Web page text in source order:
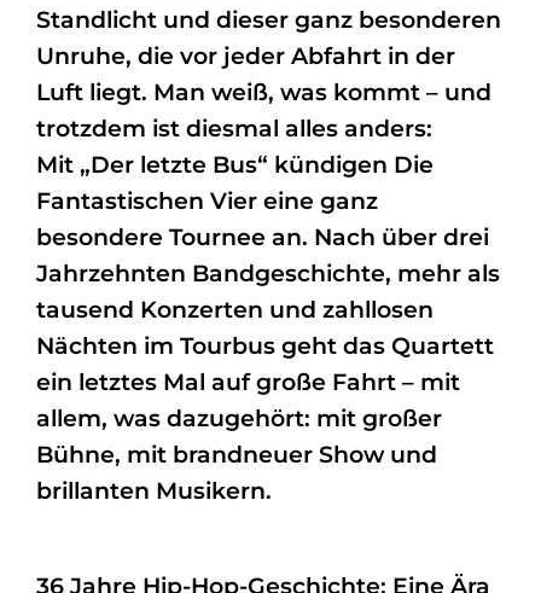
Standlicht und dieser ganz besonderen
Unruhe, die vor jeder Abfahrt in der
Luft liegt. Man weiß, was kommt – und
trotzdem ist diesmal alles anders:
Mit „Der letzte Bus“ kündigen Die
Fantastischen Vier eine ganz
besondere Tournee an. Nach über drei
Jahrzehnten Bandgeschichte, mehr als
tausend Konzerten und zahllosen
Nächten im Tourbus geht das Quartett
ein letztes Mal auf große Fahrt – mit
allem, was dazugehört: mit großer
Bühne, mit brandneuer Show und
brillanten Musikern.
36 Jahre Hip-Hop-Geschichte: Eine Ära